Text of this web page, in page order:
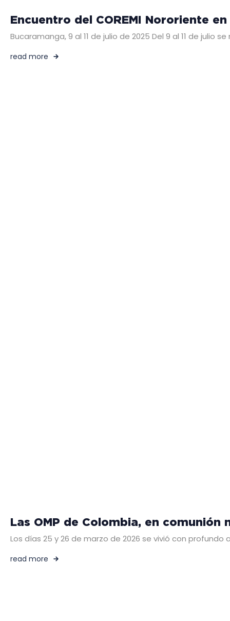
Encuentro del COREMI Nororiente
Bucaramanga, 9 al 11 de julio de 2025 Del 9 al 11 de julio
read more
Las OMP de Colombia, en comunión
Los días 25 y 26 de marzo de 2026 se vivió con
read more